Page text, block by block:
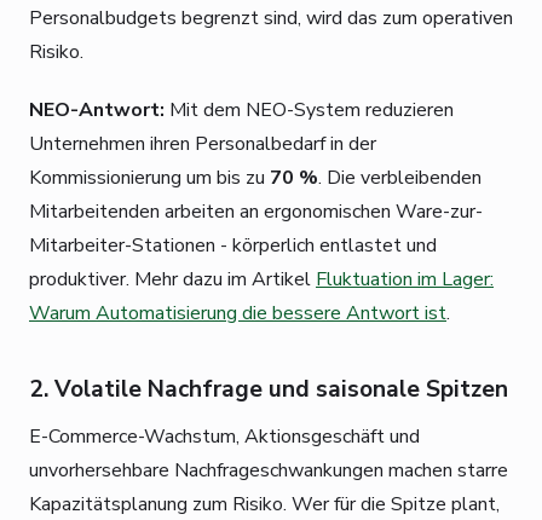
Personalbudgets begrenzt sind, wird das zum operativen
Risiko.
NEO-Antwort: Mit dem NEO-System reduzieren
Unternehmen ihren Personalbedarf in der
Kommissionierung um bis zu 70 %. Die verbleibenden
Mitarbeitenden arbeiten an ergonomischen Ware-zur-
Mitarbeiter-Stationen - körperlich entlastet und
produktiver. Mehr dazu im Artikel Fluktuation im Lager:
Warum Automatisierung die bessere Antwort ist.
2. Volatile Nachfrage und saisonale Spitzen
E-Commerce-Wachstum, Aktionsgeschäft und
unvorhersehbare Nachfrageschwankungen machen starre
Kapazitätsplanung zum Risiko. Wer für die Spitze plant,